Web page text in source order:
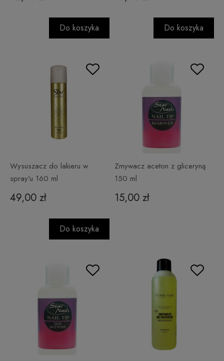
Do koszyka Do koszyka
Wysuszacz do lakieru w
spray'u 160 ml
49,00 zł
Do koszyka
Zmywacz aceton z gliceryną
150 ml
15,00 zł